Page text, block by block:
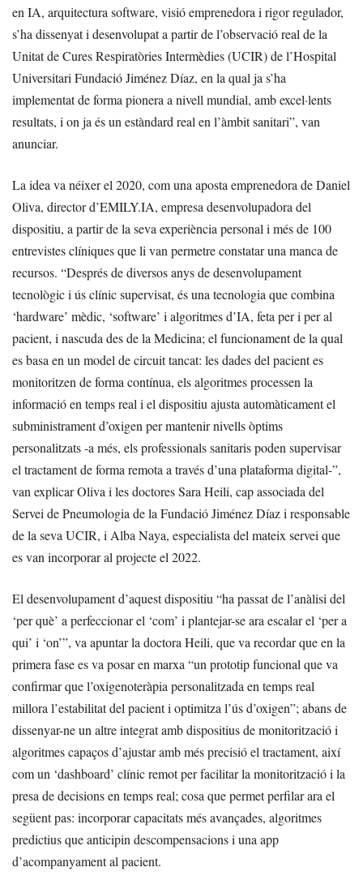
en IA, arquitectura software, visió emprenedora i rigor regulador,
s’ha dissenyat i desenvolupat a partir de l’observació real de la
Unitat de Cures Respiratòries Intermèdies (UCIR) de l’Hospital
Universitari Fundació Jiménez Díaz, en la qual ja s’ha
implementat de forma pionera a nivell mundial, amb excel·lents
resultats, i on ja és un estàndard real en l’àmbit sanitari”, van
anunciar.
La idea va néixer el 2020, com una aposta emprenedora de Daniel
Oliva, director d’EMILY.IA, empresa desenvolupadora del
dispositiu, a partir de la seva experiència personal i més de 100
entrevistes clíniques que li van permetre constatar una manca de
recursos. “Després de diversos anys de desenvolupament
tecnològic i ús clínic supervisat, és una tecnologia que combina
‘hardware’ mèdic, ‘software’ i algoritmes d’IA, feta per i per al
pacient, i nascuda des de la Medicina; el funcionament de la qual
es basa en un model de circuit tancat: les dades del pacient es
monitoritzen de forma contínua, els algoritmes processen la
informació en temps real i el dispositiu ajusta automàticament el
subministrament d’oxigen per mantenir nivells òptims
personalitzats -a més, els professionals sanitaris poden supervisar
el tractament de forma remota a través d’una plataforma digital-”,
van explicar Oliva i les doctores Sara Heili, cap associada del
Servei de Pneumologia de la Fundació Jiménez Díaz i responsable
de la seva UCIR, i Alba Naya, especialista del mateix servei que
es van incorporar al projecte el 2022.
El desenvolupament d’aquest dispositiu “ha passat de l’anàlisi del
‘per què’ a perfeccionar el ‘com’ i plantejar-se ara escalar el ‘per a
qui’ i ‘on’”, va apuntar la doctora Heili, que va recordar que en la
primera fase es va posar en marxa “un prototip funcional que va
confirmar que l’oxigenoteràpia personalitzada en temps real
millora l’estabilitat del pacient i optimitza l’ús d’oxigen”; abans de
dissenyar-ne un altre integrat amb dispositius de monitorització i
algoritmes capaços d’ajustar amb més precisió el tractament, així
com un ‘dashboard’ clínic remot per facilitar la monitorització i la
presa de decisions en temps real; cosa que permet perfilar ara el
següent pas: incorporar capacitats més avançades, algoritmes
predictius que anticipin descompensacions i una app
d’acompanyament al pacient.